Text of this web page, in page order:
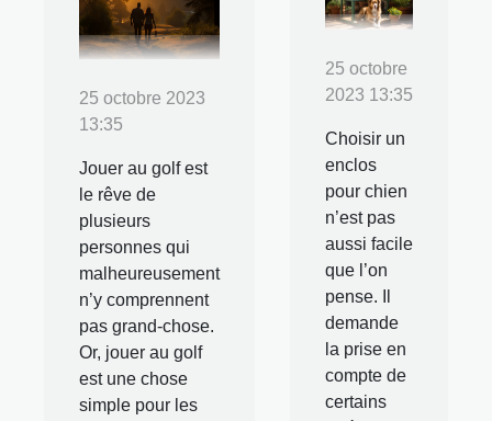
25 octobre 2023
13:35
Jouer au golf est
le rêve de
plusieurs
personnes qui
malheureusement
n’y comprennent
pas grand-chose.
Or, jouer au golf
est une chose
simple pour les
25 octobre
2023 13:35
Choisir un
enclos
pour chien
n’est pas
aussi facile
que l’on
pense. Il
demande
la prise en
compte de
certains